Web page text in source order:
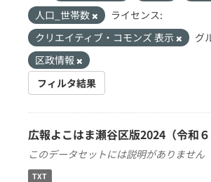
人口_世帯数
ライセンス:
クリエイティブ・コモンズ 表示
グ
区政情報
フィルタ結果
広報よこはま瀬谷区版2024（令和
このデータセットには説明がありません
TXT